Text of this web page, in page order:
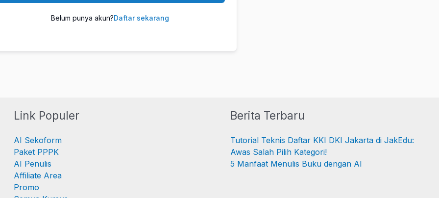
Belum punya akun?Daftar sekarang
Link Populer
AI Sekoform
Paket PPPK
AI Penulis
Affiliate Area
Promo
Berita Terbaru
Tutorial Teknis Daftar KKI DKI Jakarta di JakEdu:
Awas Salah Pilih Kategori!
5 Manfaat Menulis Buku dengan AI